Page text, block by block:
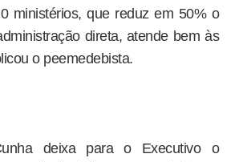
ministérios, que reduz em 50% o
direta, atende bem às
o peemedebista.
deixa para o Executivo o